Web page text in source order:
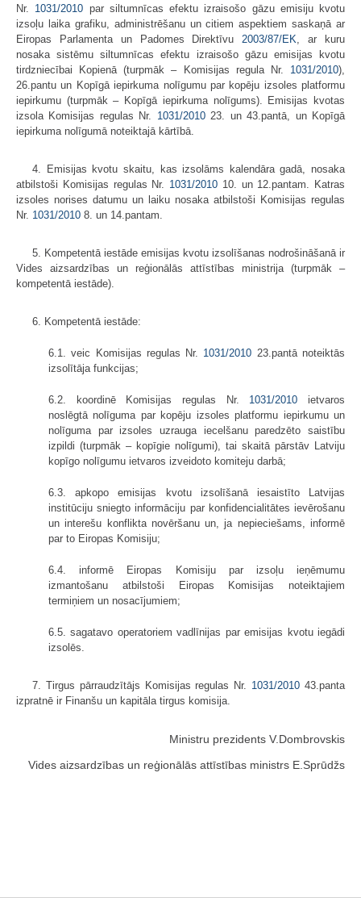
Nr. 1031/2010 par siltumnīcas efektu izraisošo gāzu emisiju kvotu
izsoļu laika grafiku, administrēšanu un citiem aspektiem saskaņā ar
Eiropas Parlamenta un Padomes Direktīvu 2003/87/EK , ar kuru
nosaka sistēmu siltumnīcas efektu izraisošo gāzu emisijas kvotu
tirdzniecībai Kopienā (turpmāk – Komisijas regula Nr. 1031/2010),
26.pantu un Kopīgā iepirkuma nolīgumu par kopēju izsoles platformu
iepirkumu (turpmāk – Kopīgā iepirkuma nolīgums). Emisijas kvotas
izsola Komisijas regulas Nr. 1031/201023. un 43.pantā, un Kopīgā
iepirkuma nolīgumā noteiktajā kārtībā.
4. Emisijas kvotu skaitu, kas izsolāms kalendāra gadā, nosaka
atbilstoši Komisijas regulas Nr. 1031/2010 10. un 12.pantam. Katras
izsoles norises datumu un laiku nosaka atbilstoši Komisijas regulas
Nr. 1031/2010 8. un 14.pantam.
5. Kompetentā iestāde emisijas kvotu izsolīšanas nodrošināšanā ir
Vides aizsardzības un reģionālās attīstības ministrija (turpmāk –
kompetentā iestāde).
6. Kompetentā iestāde:
6.1. veic Komisijas regulas Nr. 1031/2010 23.pantā noteiktās
izsolītāja funkcijas;
6.2. koordinē Komisijas regulas Nr. 1031/2010 ietvaros
noslēgtā nolīguma par kopēju izsoles platformu iepirkumu un
nolīguma par izsoles uzrauga iecelšanu paredzēto saistību
izpildi (turpmāk – kopīgie nolīgumi), tai skaitā pārstāv Latviju
kopīgo nolīgumu ietvaros izveidoto komiteju darbā;
6.3. apkopo emisijas kvotu izsolīšanā iesaistīto Latvijas
institūciju sniegto informāciju par konfidencialitātes ievērošanu
un interešu konflikta novēršanu un, ja nepieciešams, informē
par to Eiropas Komisiju;
6.4. informē Eiropas Komisiju par izsoļu ieņēmumu
izmantošanu atbilstoši Eiropas Komisijas noteiktajiem
termiņiem un nosacījumiem;
6.5. sagatavo operatoriem vadlīnijas par emisijas kvotu iegādi
izsolēs.
7. Tirgus pārraudzītājs Komisijas regulas Nr. 1031/2010 43.panta
izpratnē ir Finanšu un kapitāla tirgus komisija.
Ministru prezidents V.Dombrovskis
Vides aizsardzības un reģionālās attīstības ministrs E.Sprūdžs